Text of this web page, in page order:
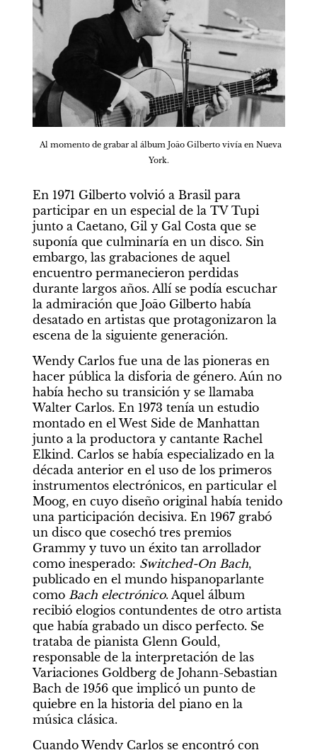
Al momento de grabar al álbum Joāo Gilberto vivía en Nueva
York.
En 1971 Gilberto volvió a Brasil para
participar en un especial de la TV Tupi
junto a Caetano, Gil y Gal Costa que se
suponía que culminaría en un disco. Sin
embargo, las grabaciones de aquel
encuentro permanecieron perdidas
durante largos años. Allí se podía escuchar
la admiración que Joāo Gilberto había
desatado en artistas que protagonizaron la
escena de la siguiente generación.
Wendy Carlos fue una de las pioneras en
hacer pública la disforia de género. Aún no
había hecho su transición y se llamaba
Walter Carlos. En 1973 tenía un estudio
montado en el West Side de Manhattan
junto a la productora y cantante Rachel
Elkind. Carlos se había especializado en la
década anterior en el uso de los primeros
instrumentos electrónicos, en particular el
Moog, en cuyo diseño original había tenido
una participación decisiva. En 1967 grabó
un disco que cosechó tres premios
Grammy y tuvo un éxito tan arrollador
como inesperado: Switched-On Bach,
publicado en el mundo hispanoparlante
como Bach electrónico. Aquel álbum
recibió elogios contundentes de otro artista
que había grabado un disco perfecto. Se
trataba de pianista Glenn Gould,
responsable de la interpretación de las
Variaciones Goldberg de Johann-Sebastian
Bach de 1956 que implicó un punto de
quiebre en la historia del piano en la
música clásica.
Cuando Wendy Carlos se encontró con